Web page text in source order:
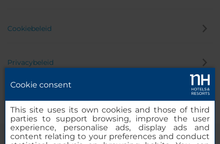
Cookiebeleid
Privacybeleid
Cookie consent
This site uses its own cookies and those of third
parties to support browsing, improve the user
experience, personalise ads, display ads and
content relating to your preferences and conduct